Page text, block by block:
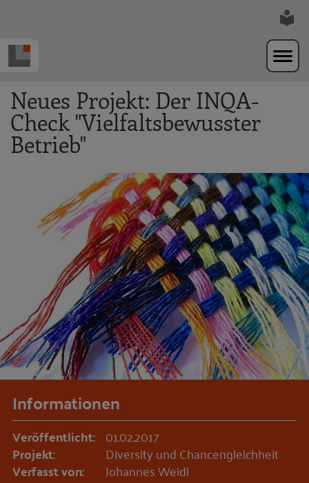
Neues Projekt: Der INQA-
Check "Vielfaltsbewusster
Betrieb"
Informationen
Veröffentlicht: 01.02.2017
Projekt: Diversity und Chancengleichheit
Verfasst von: Johannes Weidl